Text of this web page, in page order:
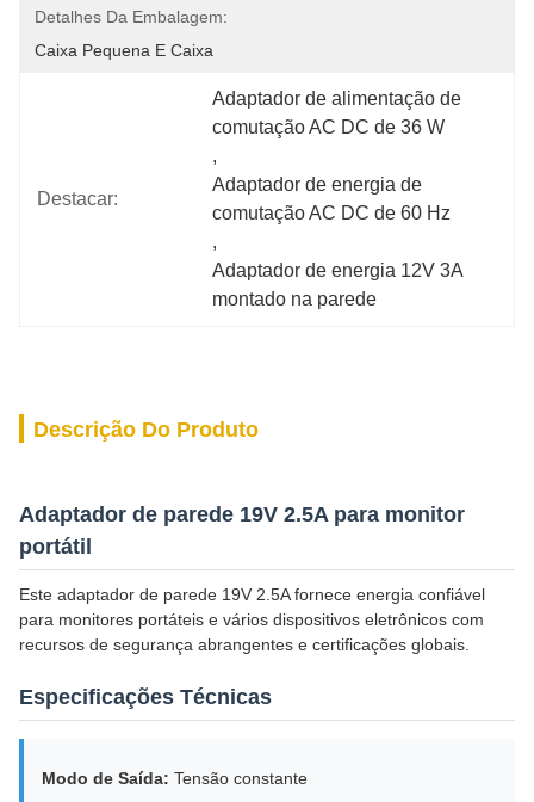
Detalhes Da Embalagem:
Caixa Pequena E Caixa
Destacar:
Adaptador de alimentação de
comutação AC DC de 36 W
,
Adaptador de energia de
comutação AC DC de 60 Hz
,
Adaptador de energia 12V 3A
montado na parede
Descrição Do Produto
Adaptador de parede 19V 2.5A para monitor
portátil
Este adaptador de parede 19V 2.5A fornece energia confiável
para monitores portáteis e vários dispositivos eletrônicos com
recursos de segurança abrangentes e certificações globais.
Especificações Técnicas
Modo de Saída: Tensão constante